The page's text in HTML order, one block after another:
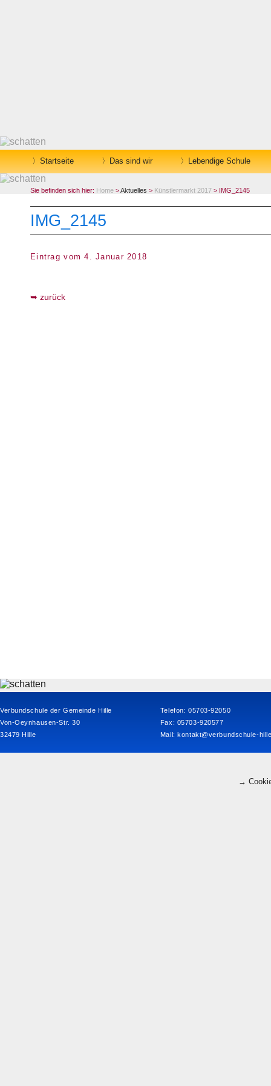
Startseite Das sind wir Lebendige Schule
Sie befinden sich hier: Home >Aktuelles > Künstlermarkt 2017 > IMG_2145
IMG_2145
Eintrag vom 4. Januar 2018
zurück
Verbundschule der Gemeinde Hille
Von-Oeynhausen-Str. 30
32479 Hille
Telefon: 05703-92050
Fax: 05703-920577
Mail:kontakt@verbundschule-
→